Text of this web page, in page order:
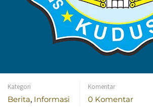
Hari Sumpah
Pelantikan Anggota
MPK, dan
Kategori
Berita, Informasi
Komentar
0 Komentar